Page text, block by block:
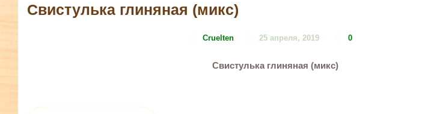
Свистулька глиняная (микс)
Cruelten 25 апреля, 2019 0
Свистулька глиняная (микс)